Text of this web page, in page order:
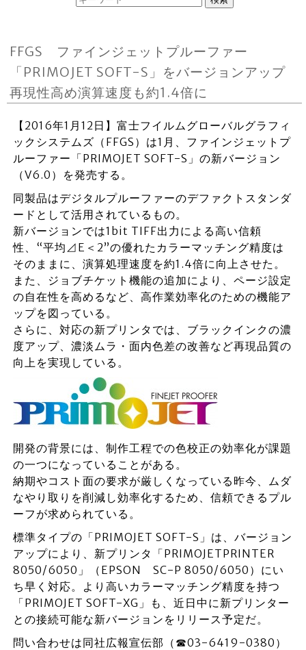
FFGS ファインジェットプルーファー
「PRIMOJET SOFT-S」をバージョンアップ
再現性高め演算速度も約1.4倍に
【2016年1月12日】富士フイルムグローバルグラフィ
ックシステムズ（FFGS）は1月、ファインジェットプ
ルーファー「PRIMOJET SOFT-S」の新バージョン
（V6.0）を発売する。
同製品はデジタルプルーファーのデファクトスタンダ
ードとして活用されているもの。
新バージョンでは1bit TIFF出力による高い信頼
性、“平均⊿E＜2”の優れたカラーマッチング精度は
そのままに、演算処理速度を約1.4倍に向上させた。
また、ジョブチケット機能の追加により、ページ設定
の自在性を高めるなど、高作業効率化のための機能ア
ップを図っている。
さらに、対応の新プリンタでは、ブラックインクの濃
度アップ、濃淡ムラ・面内色差の改善など再現品質の
向上を実現している。
開発の背景には、制作工程での色校正の効率化が課題
の一つになっていることがある。
納期やコスト面の要求が厳しくなっている昨今、ムダ
なやり取りを削減し効率化するため、信頼できるプル
ーフが求められている。
標準タイプの「PRIMOJET SOFT-S」は、バージョン
アップにより、新プリンタ「PRIMOJETPRINTER
8050/6050」（EPSON SC-P 8050/6050）にい
ち早く対応。より高いカラーマッチング精度を持つ
「PRIMOJET SOFT-XG」も、近日中に新プリンター
との接続可能な新バージョンをリリース予定だ。
問い合わせは同社広報宣伝部（☎03-6419-0380）